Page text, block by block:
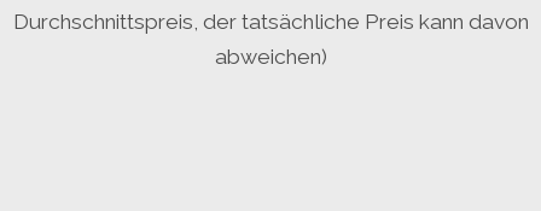
Durchschnittspreis, der tatsächliche Preis kann davon
abweichen)